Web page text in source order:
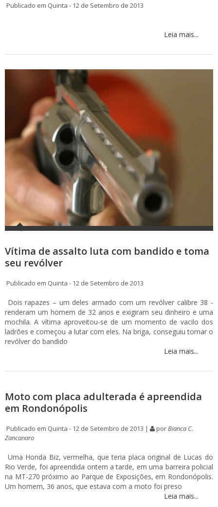
Publicado em Quinta - 12 de Setembro de 2013
Leia mais...
Vítima de assalto luta com bandido e toma
seu revólver
Publicado em Quinta - 12 de Setembro de 2013
Dois rapazes – um deles armado com um revólver calibre 38 -
renderam um homem de 32 anos e exigiram seu dinheiro e uma
mochila. A vítima aproveitou-se de um momento de vacilo dos
ladrões e começou a lutar com eles. Na briga, conseguiu tomar o
revólver do bandido
Leia mais...
Moto com placa adulterada é apreendida
em Rondonópolis
Publicado em Quinta - 12 de Setembro de 2013 | porBianca C.
Zancanaro
Uma Honda Biz, vermelha, que teria placa original de Lucas do
Rio Verde, foi apreendida ontem a tarde, em uma barreira policial
na MT-270 próximo ao Parque de Exposições, em Rondonópolis.
Um homem, 36 anos, que estava com a moto foi preso
Leia mais...